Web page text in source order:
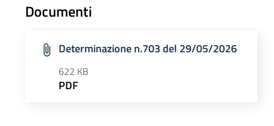
Documenti
Determinazione n.703 del 29/05/2026
622 KB
PDF